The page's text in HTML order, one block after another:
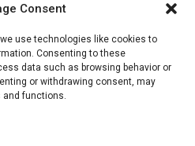
Consent
use technologies like cookies to
Consenting to these
data such as browsing behavior or
or withdrawing consent, may
and functions.